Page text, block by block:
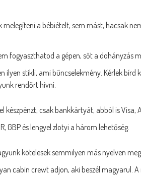
a bébiételt, sem mást, hacsak
fogyaszthatod a gépen, sőt a dohányzás
ilyen stikli, ami bűncselekmény. Kérlek
rendőrt hívni.
csak bankkártyát, abból is Visa,
GBP és lengyel zlotyi a három lehetőség.
kötelesek semmilyen más nyelven
cabin crewt adjon, aki beszél magyarul.